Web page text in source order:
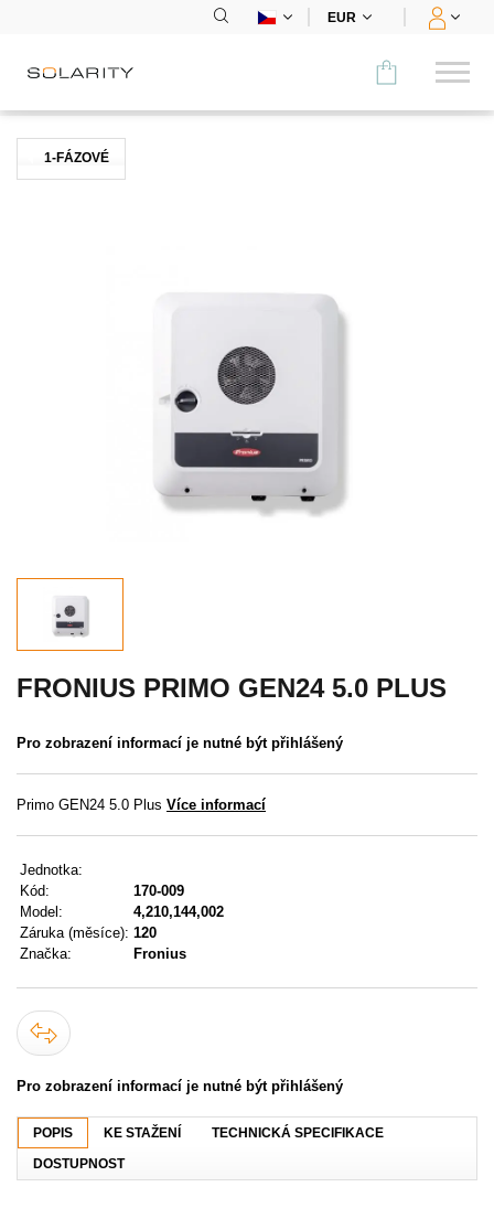
EUR
Porovnat
KONTAKTY
UŽIVATELSKÉ MENU
Přihlášení
Zapomenuté heslo
1-FÁZOVÉ
FRONIUS PRIMO GEN24 5.0 PLUS
Pro zobrazení informací je nutné být přihlášený
Primo GEN24 5.0 Plus Více informací
Jednotka:
Kód:
170-009
Model:
4,210,144,002
Záruka (měsíce): 120
Značka:
Fronius
Pro zobrazení informací je nutné být přihlášený
POPIS KE STAŽENÍ
TECHNICKÁ SPECIFIKACE
DOSTUPNOST